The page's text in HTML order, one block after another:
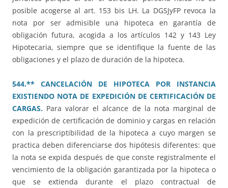
posible acogerse al art. 153 bis LH. La DGSJyFP revoca la
nota por ser admisible una hipoteca en garantía de
obligación futura, acogida a los artículos 142 y 143 Ley
Hipotecaria, siempre que se identifique la fuente de las
obligaciones y el plazo de duración de la hipoteca.
544.** CANCELACIÓN DE HIPOTECA POR INSTANCIA
EXISTIENDO NOTA DE EXPEDICIÓN DE CERTIFICACIÓN DE
CARGAS. Para valorar el alcance de la nota marginal de
expedición de certificación de dominio y cargas en relación
con la prescriptibilidad de la hipoteca a cuyo margen se
practica deben diferenciarse dos hipótesis diferentes: que
la nota se expida después de que conste registralmente el
vencimiento de la obligación garantizada por la hipoteca o
que se extienda durante el plazo contractual de